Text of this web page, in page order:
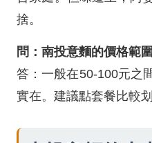
捨。
問：南投意麵的價格範
答：一般在50-100元之
實在。建議點套餐比較划